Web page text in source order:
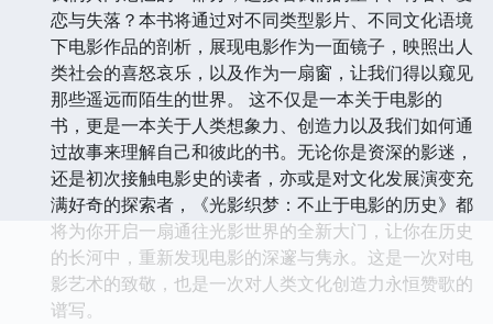
恋与失落？本书将通过对不同类型影片、不同文化语境
下电影作品的剖析，展现电影作为一面镜子，映照出人
类社会的喜怒哀乐，以及作为一扇窗，让我们得以窥见
那些遥远而陌生的世界。 这不仅是一本关于电影的
书，更是一本关于人类想象力、创造力以及我们如何通
过故事来理解自己和彼此的书。无论你是资深的影迷，
还是初次接触电影史的读者，亦或是对文化发展演变充
满好奇的探索者，《光影织梦：不止于电影的历史》都
将为你开启一扇通往光影世界的全新大门，让你在历史
的长河中，重新发现电影的深邃与隽永。这是一次对电
影艺术的致敬，也是一次对人类文化创造力永恒赞歌的
谱写。